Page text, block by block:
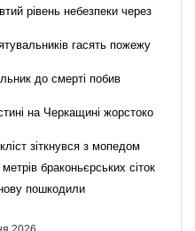
рівень небезпеки через
гасять пожежу
до смерті побив
на Черкащині жорстоко
зіткнувся з мопедом
браконьєрських сіток
пошкодили